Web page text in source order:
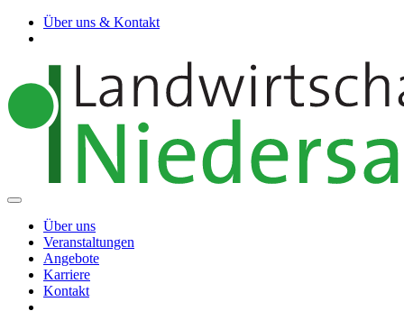
Über uns & Kontakt
Über uns
Veranstaltungen
Angebote
Karriere
Kontakt